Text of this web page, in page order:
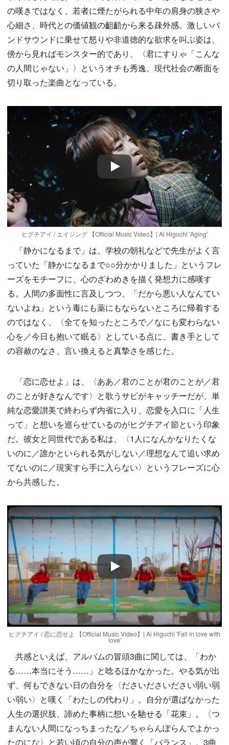
の嘆きではなく、若者に煙たがられる中年の肩身の狭さや
心細さ、時代との価値観の齟齬から来る疎外感。激しいバ
ンドサウンドに乗せて怒りや非道徳的な欲求を叫ぶ姿は、
傍から見ればモンスター的であり、〈君にすりゃ「こんな
の人間じゃない」〉というオチも秀逸。現代社会の断面を
切り取った楽曲となっている。
Play
ヒグチアイ / エイジング 【Official Music Video】| Ai Higuchi 'Aging'
「静かになるまで」は、学校の朝礼などで先生がよく言
っていた「静かになるまで○○分かかりました」というフレ
ーズをモチーフに、心のざわめきを描く発想力に感嘆す
る。人間の多面性に言及しつつ、「だから悪い人なんてい
ないよね」という毒にも薬にもならないところに帰着する
のではなく、〈全てを知ったところで／なにも変わらない
心を／今日も抱いて眠る〉としている点に、書き手として
の容赦のなさ、言い換えると真摯さを感じた。
「恋に恋せよ」は、〈ああ／君のことが君のことが／君
のことが好きなんです〉と歌うサビがキャッチーだが、単
純な恋愛讃美で終わらず内省に入り、恋愛を入口に「人生
って」と想いを巡らせているのがヒグチアイ節という印象
だ。彼女と同世代である私は、〈1人になんかなりたくな
いのに／誰かといられる気がしない／理想なんて追い求め
てないのに／現実すら手に入らない〉というフレーズに心
から共感した。
Play
ヒグチアイ / 恋に恋せよ 【Official Music Video】| Ai Higuchi 'Fall in love with
love'
共感といえば、アルバムの冒頭3曲に関しては、「わか
る……本当にそう……」と唸るほかなかった。やる気が出
ず、何もできない日の自分を〈ださいださいださい弱い弱
い弱い〉と嘆く「わたしの代わり」。自分が選ばなかった
人生の選択肢、諦めた事柄に想いを馳せる「花束」。〈つ
まんない人間になっちまったな／ちゃらんぽらんでよかっ
たのにな〉と若い頃の自分の声が響く「バランス」。3曲